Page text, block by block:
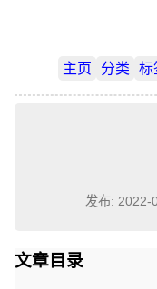
主页 分类 标
发布: 2022-
文章目录